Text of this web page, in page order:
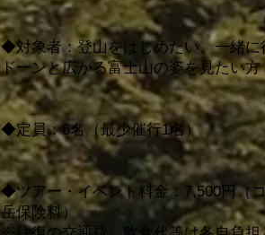
◆対象者：登山をはじめたい、一緒
ドーンと広がる富士山の姿を見たい
◆定員：6名（最少催行1名）
​​◆ツアー・イベント料金：7,500円（
岳保険料）